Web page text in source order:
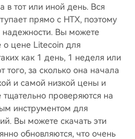
в тот или иной день. Вся
прямо с HTX, поэтому
надежности. Вы можете
о цене Litecoin для
как 1 день, 1 неделя или
того, за сколько она начала
и самой низкой цены и
проверяются на
инструментом для
Вы можете скачать эти
обновляются, что очень